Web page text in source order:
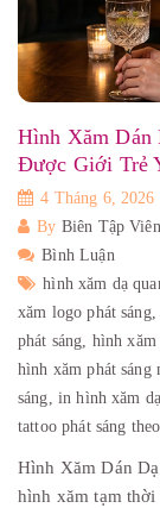
Hình Xăm Dán
Được Giới Trẻ
4 Tháng 6, 2026
By Biên Tập Viên
Bình Luận
hình xăm dạ
xăm logo phát
phát sáng, hình xăm
hình xăm phát sáng
sáng, in hình xăm
tattoo phát sáng
Hình Xăm Dán
hình xăm tạm